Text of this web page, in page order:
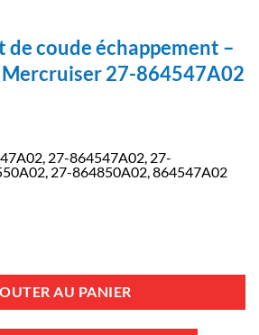
de coude échappement –
Mercruiser 27-864547A02
27-864547A02, 27-
27-864850A02, 864547A02
AU PANIER